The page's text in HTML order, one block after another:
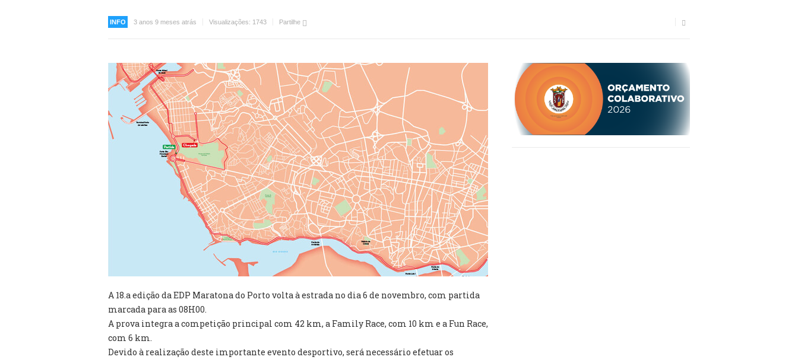
INFO 3 anos 9 meses atrás Visualizações: 1743 Partilhe
A 18.a edição da EDP Maratona do Porto volta à estrada no dia 6 de novembro, com partida
marcada para as 08H00.
A prova integra a competição principal com 42 km, a Family Race, com 10 km e a Fun Race,
com 6 km.
Devido à realização deste importante evento desportivo, será necessário efetuar os